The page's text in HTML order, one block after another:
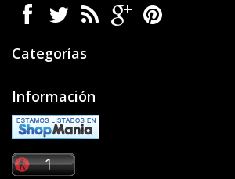
Categorías
Información